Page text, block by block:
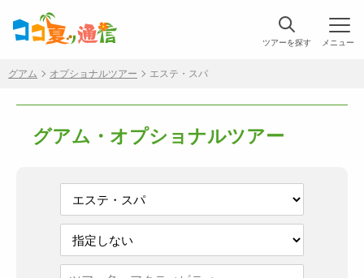
ツアーを探す
グアム オプショナルツアー エステ・スパ
グアム・オプショナルツアー
メニュー